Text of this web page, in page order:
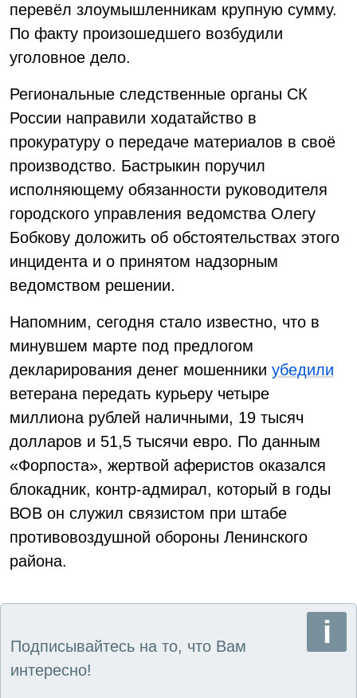
перевёл злоумышленникам крупную сумму.
По факту произошедшего возбудили
уголовное дело.
Региональные следственные органы СК
России направили ходатайство в
прокуратуру о передаче материалов в своё
производство. Бастрыкин поручил
исполняющему обязанности руководителя
городского управления ведомства Олегу
Бобкову доложить об обстоятельствах этого
инцидента и о принятом надзорным
ведомством решении.
Напомним, сегодня стало известно, что в
минувшем марте под предлогом
декларирования денег мошенники убедили
ветерана передать курьеру четыре
миллиона рублей наличными, 19 тысяч
долларов и 51,5 тысячи евро. По данным
«Форпоста», жертвой аферистов оказался
блокадник, контр-адмирал, который в годы
ВОВ он служил связистом при штабе
противовоздушной обороны Ленинского
района.
Подписывайтесь на то, что Вам
интересно!